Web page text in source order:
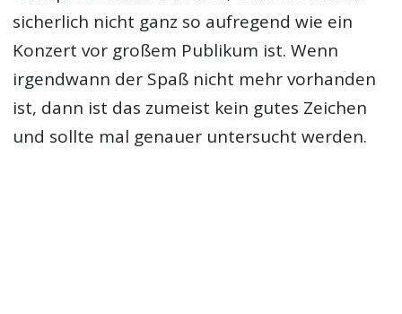
sicherlich nicht ganz so aufregend wie ein
Konzert vor großem Publikum ist. Wenn
irgendwann der Spaß nicht mehr vorhanden
ist, dann ist das zumeist kein gutes Zeichen
und sollte mal genauer untersucht werden.